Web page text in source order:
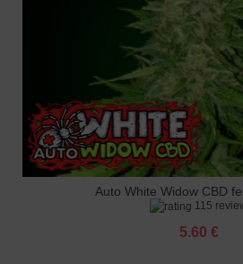
Auto White Widow CBD
115
5.60 €